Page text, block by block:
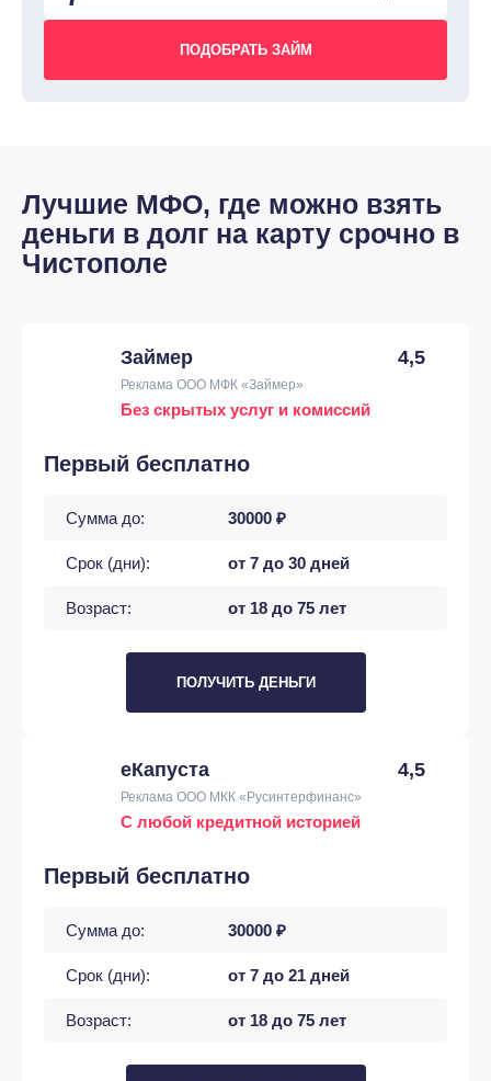
Лучшие МФО, где можно взять
деньги в долг на карту срочно в
Чистополе
Займер 4,5
Реклама ООО МФК «Займер»
Без скрытых услуг и комиссий
Первый бесплатно
Сумма до: 30000 ₽
Срок (дни): от 7 до 30 дней
Возраст: от 18 до 75 лет
ПОЛУЧИТЬ ДЕНЬГИ
еКапуста 4,5
Реклама ООО МКК «Русинтерфинанс»
С любой кредитной историей
Первый бесплатно
Сумма до: 30000 ₽
Срок (дни): от 7 до 21 дней
Возраст: от 18 до 75 лет